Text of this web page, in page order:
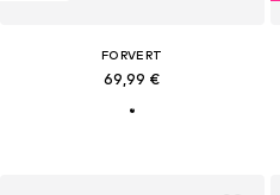
FORVERT
69,99 €